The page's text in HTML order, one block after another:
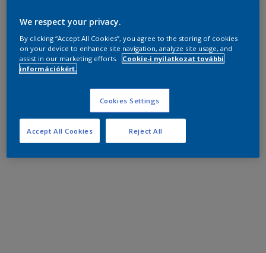
We respect your privacy.
By clicking “Accept All Cookies”, you agree to the storing of cookies
on your device to enhance site navigation, analyze site usage, and
assist in our marketing efforts.
Cookie-i nyilatkozat további
információkért.
Cookies Settings
Reject All
Accept All Cookies